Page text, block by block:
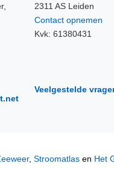
2311 AS Leiden
Contact opnemen
Kvk: 61380431
Veelgestelde
, Stroomatlas en Het